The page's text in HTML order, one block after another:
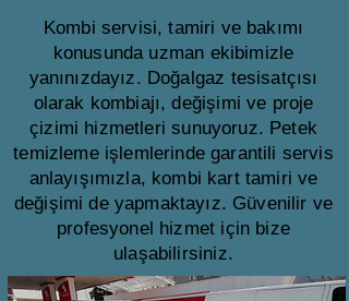
Kombi servisi, tamiri ve bakımı
konusunda uzman ekibimizle
yanınızdayız. Doğalgaz tesisatçısı
olarak kombiajı, değişimi ve proje
çizimi hizmetleri sunuyoruz. Petek
temizleme işlemlerinde garantili servis
anlayışımızla, kombi kart tamiri ve
değişimi de yapmaktayız. Güvenilir ve
profesyonel hizmet için bize
ulaşabilirsiniz.